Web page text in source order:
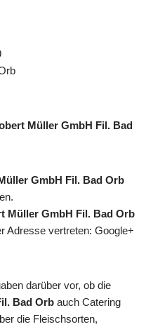
Müller GmbH Fil. Bad
GmbH Fil. Bad Orb
Müller GmbH Fil. Bad Orb
Adresse vertreten: Google+
darüber vor, ob die
Bad Orb auch Catering
die Fleischsorten,